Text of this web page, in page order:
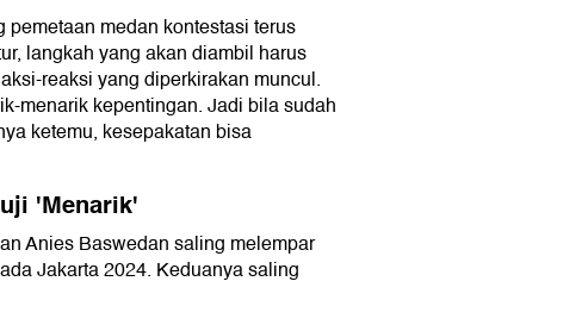
medan kontestasi terus
langkah yang akan diambil harus
reaksi yang diperkirakan muncul.
menarik kepentingan. Jadi bila sudah
ketemu, kesepakatan bisa
'Menarik'
Anies Baswedan saling melempar
Jakarta 2024. Keduanya saling